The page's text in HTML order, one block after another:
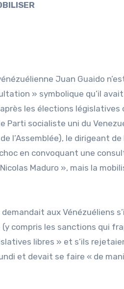
Juan Guaido
» symbolique qu’il
les élections
Parti socialiste uni du
l’Assemblée), le dirigeant
en convoquant une
Maduro », mais la
aux Vénézuéliens
compris les sanctions qui
libres » et s’ils
et devait se faire « de